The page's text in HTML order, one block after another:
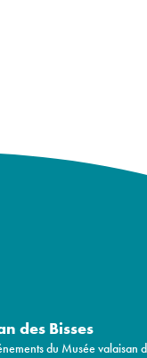
des Bisses
du Musée valaisan